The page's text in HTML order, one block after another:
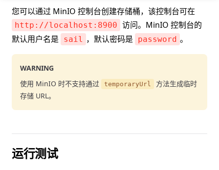
您可以通过 MinIO 控制台创建存储桶，该控制台可在
http://localhost:8900 访问。MinIO 控制台的
默认用户名是
sail ，默认密码是 password 。
WARNING
使用 MinIO 时不支持通过
temporaryUrl
方法生成临时
存储 URL。
运行测试